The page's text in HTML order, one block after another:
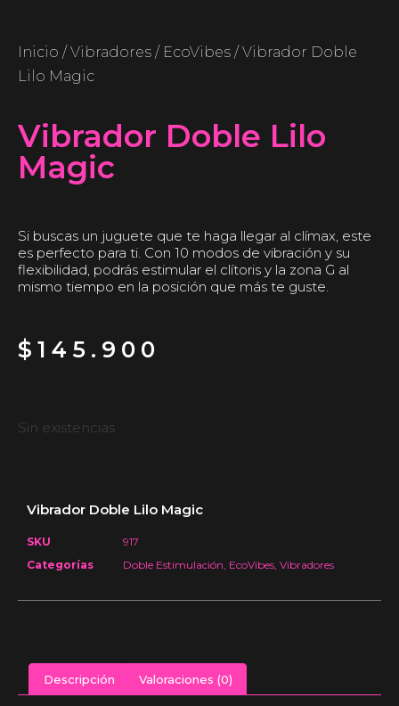
Inicio / Vibradores / EcoVibes / Vibrador Doble
Lilo Magic
Vibrador Doble Lilo
Magic
Si buscas un juguete que te haga llegar al clímax, este
es perfecto para ti. Con 10 modos de vibración y su
flexibilidad, podrás estimular el clítoris y la zona G al
mismo tiempo en la posición que más te guste.
$ 145.900
Sin existencias
Vibrador Doble Lilo Magic
SKU
917
Categorías
Doble Estimulación, EcoVibes, Vibradores
Descripción Valoraciones (0)